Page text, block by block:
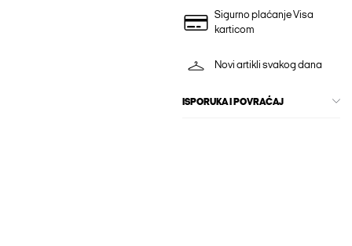
Sigurno plaćanje Visa
karticom
Novi artikli svakog dana
ISPORUKA I POVRAĆAJ